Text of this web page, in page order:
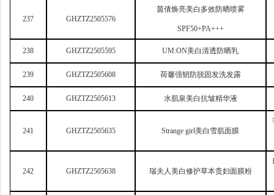
237 GHZTZ2505576
茵倩焕亮美白多效防晒喷雾
SPF50+PA+++
238 GHZTZ2505595 UM:ON美白清透防晒乳
239 GHZTZ2505608 荷馨强韧防脱固发洗发露
240 GHZTZ2505613 水肌泉美白抗皱精华液
241 GHZTZ2505635 Strange girl美白雪肌面膜
242 GHZTZ2505638 瑞夫人美白修护草本贵妇面膜粉